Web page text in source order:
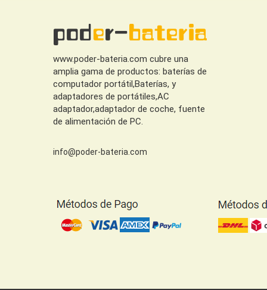
www.poder-bateria.com cubre una
amplia gama de productos: baterías de
computador portátil,Baterías, y
adaptadores de portátiles,AC
adaptador,adaptador de coche, fuente
de alimentación de PC.
info@poder-bateria.com